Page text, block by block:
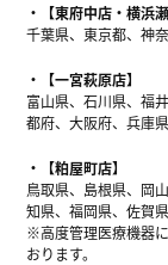
【東府中店・横浜
千葉県、東京都、神
【一宮萩原店】
富山県、石川県、福
都府、大阪府、兵庫
【粕屋町店】
鳥取県、島根県、岡
知県、福岡県、佐賀
※高度管理医療機器
おります。